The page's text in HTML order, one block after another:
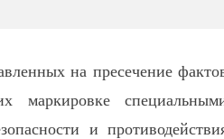
на пресечение
маркировке
и